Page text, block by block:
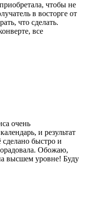
чтобы не
в восторге от
что сделать.
все
очень
и результат
быстро и
Обожаю,
высшем уровне! Буду